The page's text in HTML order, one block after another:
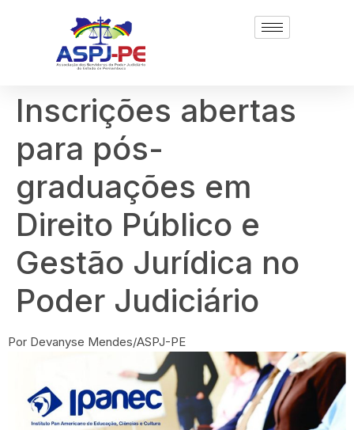
Inscrições abertas
para pós-
graduações em
Direito Público e
Gestão Jurídica no
Poder Judiciário
Por Devanyse Mendes/ASPJ-PE